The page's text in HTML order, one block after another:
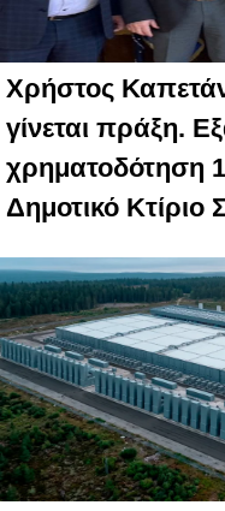
Χρήστος
γίνεται πράξη.
χρηματοδότηση
Δημοτικό Κτίριο